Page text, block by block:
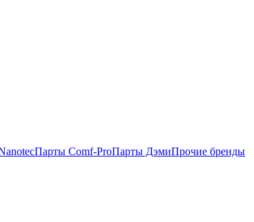
Парты Comf-ProПарты ДэмиПрочие бренды